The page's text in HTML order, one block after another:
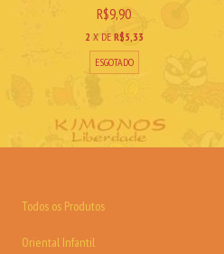
R$9,90
2 X DE R$5,33
ESGOTADO
Todos os Produtos
Oriental Infantil